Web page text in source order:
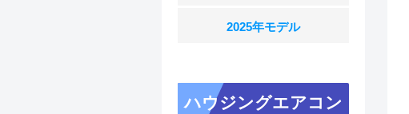
2025年モデル
ハウジングエアコン